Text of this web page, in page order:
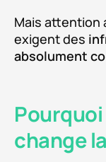
Mais attention
exigent des
absolument
change